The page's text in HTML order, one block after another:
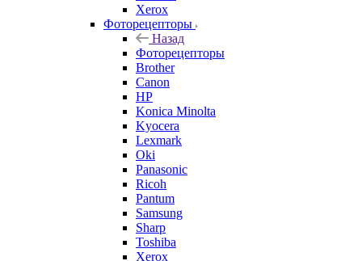
Xerox
Фоторецепторы
Назад
Фоторецепторы
Brother
Canon
HP
Konica Minolta
Kyocera
Lexmark
Oki
Panasonic
Ricoh
Pantum
Samsung
Sharp
Toshiba
Xerox